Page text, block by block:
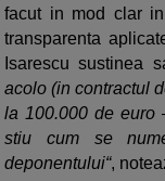
facut in mod clar
transparenta
Isarescu sustinea
acolo (in contractul
la 100.000 de euro
stiu cum se
deponentului“,